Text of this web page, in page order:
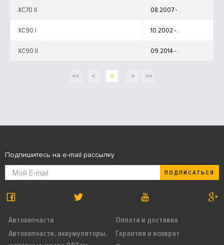
XC70 II 08.2007 - .
XC90 I 10.2002 - .
XC90 II 09.2014 - .
<< < 0 > >>
Автозапчасти
Автозапчасти, аккумуляторы,
Оплата и доставка
Гарантия и возврат
Подпишитесь на e-mail рассылку
ПОДПИСАТЬСЯ